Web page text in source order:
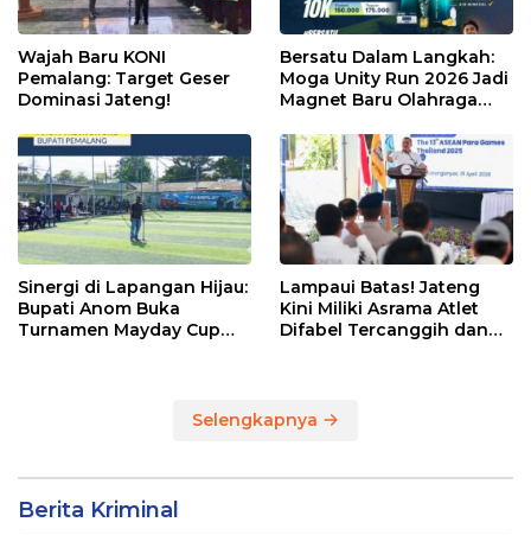
Wajah Baru KONI
Pemalang: Target Geser
Dominasi Jateng!
Bersatu Dalam Langkah:
Moga Unity Run 2026 Jadi
Magnet Baru Olahraga
Sinergi di Lapangan Hijau:
Bupati Anom Buka
Turnamen Mayday Cup
Lampaui Batas! Jateng
Kini Miliki Asrama Atlet
Difabel Tercanggih dan
Selengkapnya
Berita Kriminal